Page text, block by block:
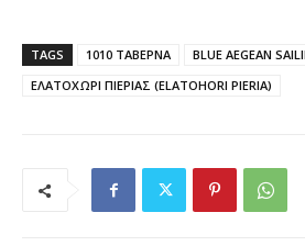
TAGS 1010 ΤΑΒΕΡΝΑ
BLUE AEGEAN
ΕΛΑΤΟΧΩΡΙ ΠΙΕΡΙΑΣ (ELATOHORI PIERIA)